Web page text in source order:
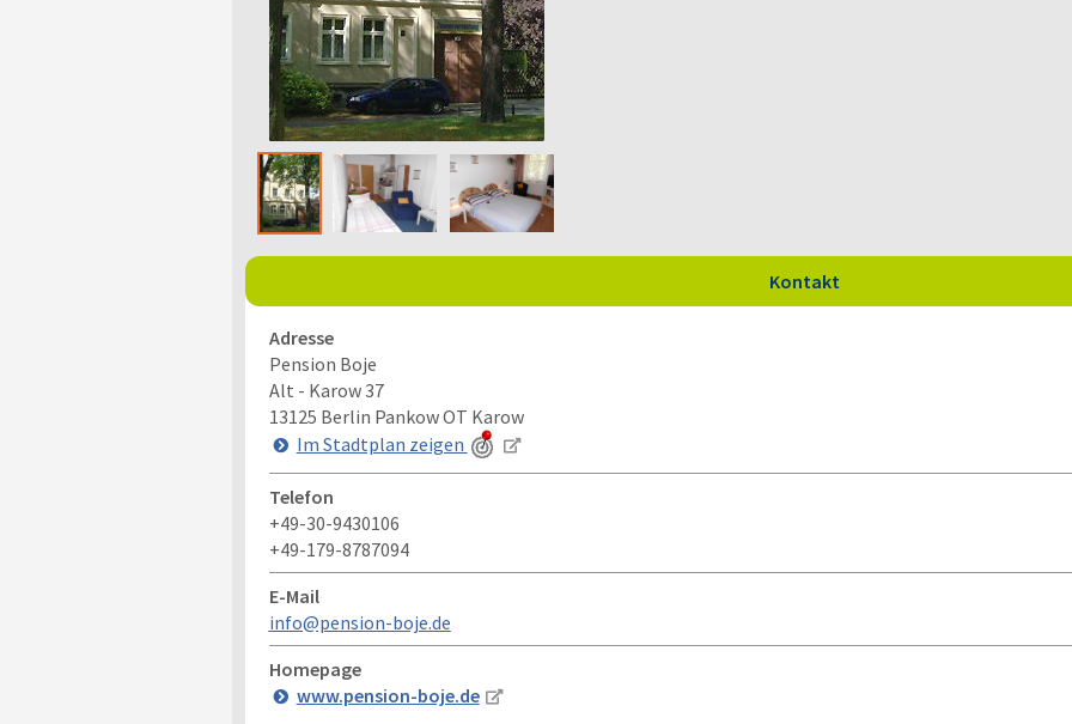
Kontakt
Adresse
Pension Boje
Alt - Karow 37
13125 Berlin Pankow OT Karow
Im Stadtplan zeigen
Telefon
+49-30-9430106
+49-179-8787094
E-Mail
info@pension-boje.de
Homepage
www.pension-boje.de